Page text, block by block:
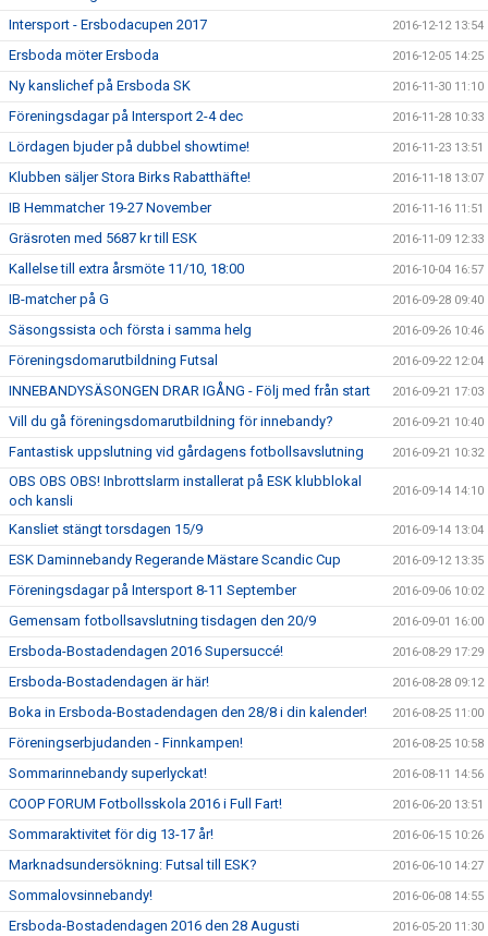
Intersport - Ersbodacupen 2017 2016-12-12 13:54
Ersboda möter Ersboda 2016-12-05 14:25
Ny kanslichef på Ersboda SK 2016-11-30 11:10
Föreningsdagar på Intersport 2-4 dec 2016-11-28 10:33
Lördagen bjuder på dubbel showtime! 2016-11-23 13:51
Klubben säljer Stora Birks Rabatthäfte! 2016-11-18 13:07
IB Hemmatcher 19-27 November 2016-11-16 11:51
Gräsroten med 5687 kr till ESK 2016-11-09 12:33
Kallelse till extra årsmöte 11/10, 18:00 2016-10-04 16:57
IB-matcher på G 2016-09-28 09:40
Säsongssista och första i samma helg 2016-09-26 10:46
Föreningsdomarutbildning Futsal 2016-09-22 12:04
INNEBANDYSÄSONGEN DRAR IGÅNG - Följ med från start 2016-09-21 17:03
Vill du gå föreningsdomarutbildning för innebandy? 2016-09-21 10:40
Fantastisk uppslutning vid gårdagens fotbollsavslutning 2016-09-21 10:32
OBS OBS OBS! Inbrottslarm installerat på ESK klubblokal
och kansli
2016-09-14 14:10
Kansliet stängt torsdagen 15/9 2016-09-14 13:04
ESK Daminnebandy Regerande Mästare Scandic Cup 2016-09-12 13:35
Föreningsdagar på Intersport 8-11 September 2016-09-06 10:02
Gemensam fotbollsavslutning tisdagen den 20/9 2016-09-01 16:00
Ersboda-Bostadendagen 2016 Supersuccé! 2016-08-29 17:29
Ersboda-Bostadendagen är här! 2016-08-28 09:12
Boka in Ersboda-Bostadendagen den 28/8 i din kalender! 2016-08-25 11:00
Föreningserbjudanden - Finnkampen! 2016-08-25 10:58
Sommarinnebandy superlyckat! 2016-08-11 14:56
COOP FORUM Fotbollsskola 2016 i Full Fart! 2016-06-20 13:51
Sommaraktivitet för dig 13-17 år! 2016-06-15 10:26
Marknadsundersökning: Futsal till ESK? 2016-06-10 14:27
Sommalovsinnebandy! 2016-06-08 14:55
Ersboda-Bostadendagen 2016 den 28 Augusti 2016-05-20 11:30